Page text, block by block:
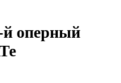
й оперный